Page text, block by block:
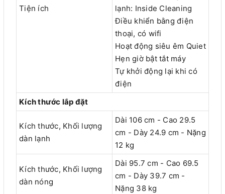
Tiện ích
lạnh: Inside Cleaning
Điều khiển bằng điện
thoại, có wifi
Hoạt động siêu êm Quiet
Hẹn giờ bật tắt máy
Tự khởi động lại khi có
điện
Kích thước lắp đặt
Kích thước, Khối lượng
dàn lạnh
Dài 106 cm - Cao 29.5
cm - Dày 24.9 cm - Nặng
12 kg
Kích thước, Khối lượng
dàn nóng
Dài 95.7 cm - Cao 69.5
cm - Dày 39.7 cm -
Nặng 38 kg